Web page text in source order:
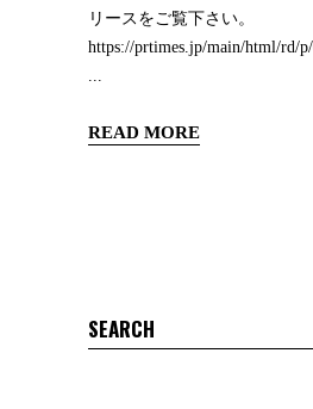
リースをご覧下さい。
https://prtimes.jp/main/html/rd/
READ MORE
Search
for: